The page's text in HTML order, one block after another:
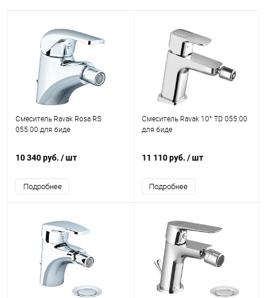
Смеситель Ravak Rosa RS
055.00 для биде
10 340 руб. / шт
Подробнее
Смеситель Ravak 10° TD 055.00
для биде
11 110 руб. / шт
Подробнее